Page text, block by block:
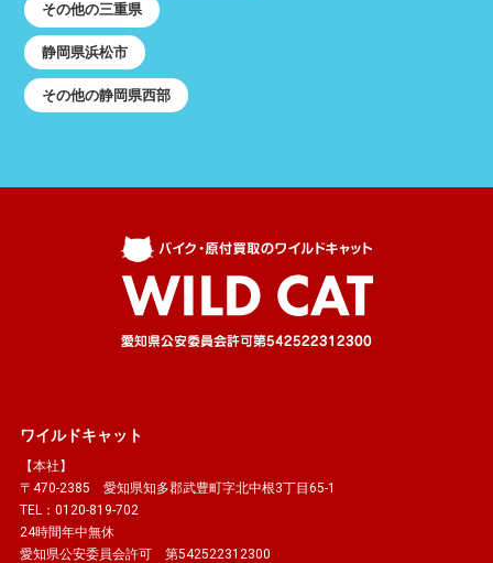
その他の三重県
静岡県浜松市
その他の静岡県西部
ワイルドキャット
【本社】
〒470-2385 愛知県知多郡武豊町字北中根3丁目65-1
TEL：0120-819-702
24時間年中無休
愛知県公安委員会許可 第542522312300